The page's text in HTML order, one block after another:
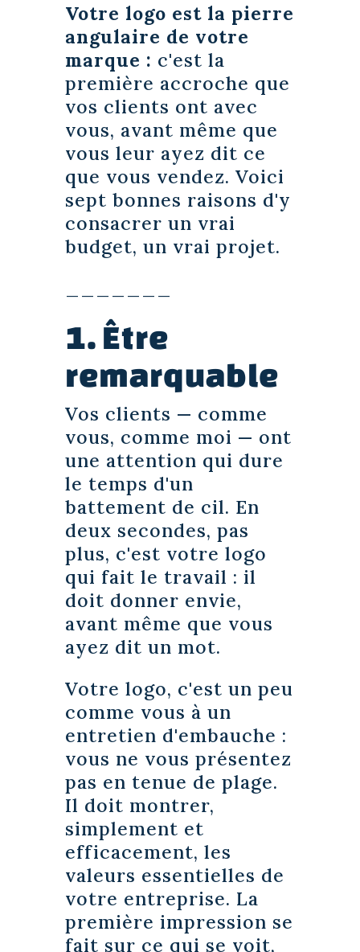
Votre logo est la pierre
angulaire de votre
marque : c'est la
première accroche que
vos clients ont avec
vous, avant même que
vous leur ayez dit ce
que vous vendez. Voici
sept bonnes raisons d'y
consacrer un vrai
budget, un vrai projet.
1. Être
remarquable
Vos clients — comme
vous, comme moi — ont
une attention qui dure
le temps d'un
battement de cil. En
deux secondes, pas
plus, c'est votre logo
qui fait le travail : il
doit donner envie,
avant même que vous
ayez dit un mot.
Votre logo, c'est un peu
comme vous à un
entretien d'embauche :
vous ne vous présentez
pas en tenue de plage.
Il doit montrer,
simplement et
efficacement, les
valeurs essentielles de
votre entreprise. La
première impression se
fait sur ce qui se voit,